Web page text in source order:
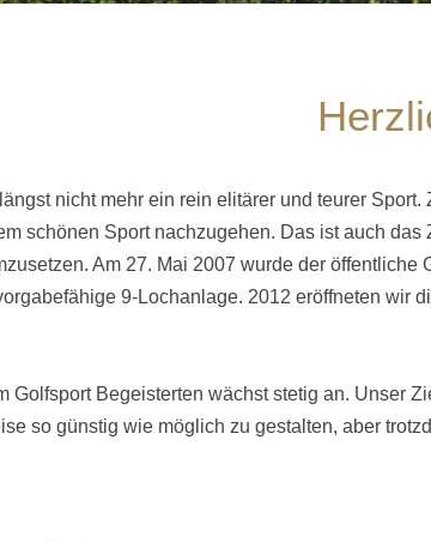
nicht mehr ein rein elitärer und teurer
schönen Sport nachzugehen. Das ist auch
Am 27. Mai 2007 wurde der
9-Lochanlage. 2012 eröffneten wir
Golfsport Begeisterten wächst stetig an. Unser
so günstig wie möglich zu gestalten, aber